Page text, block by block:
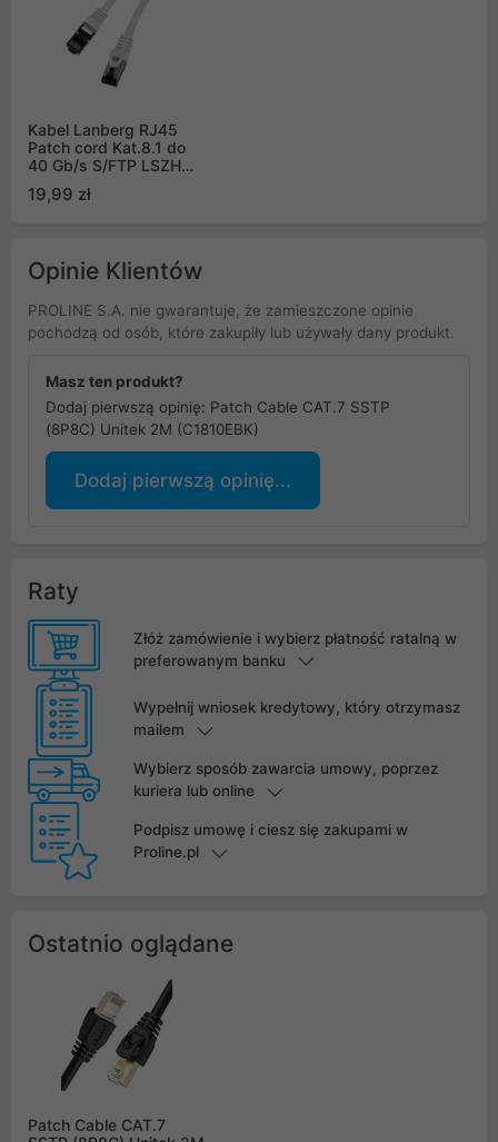
Kabel Lanberg RJ45
Patch cord Kat.8.1 do
40 Gb/s S/FTP LSZH
Passed (PCF8-10CU-
19,99 zł
Opinie Klientów
PROLINE S.A. nie gwarantuje, że zamieszczone opinie
pochodzą od osób, które zakupiły lub używały dany produkt.
Masz ten produkt?
Dodaj pierwszą opinię: Patch Cable CAT.7 SSTP
(8P8C) Unitek 2M (C1810EBK)
Dodaj pierwszą opinię...
Raty
Złóż zamówienie i wybierz płatność ratalną w
preferowanym banku
Wypełnij wniosek kredytowy, który otrzymasz
mailem
Wybierz sposób zawarcia umowy, poprzez
kuriera lub online
Podpisz umowę i ciesz się zakupami w
Proline.pl
Ostatnio oglądane
Patch Cable CAT.7